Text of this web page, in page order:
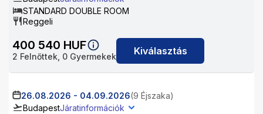
STANDARD DOUBLE ROOM
Reggeli
400 540 HUF
2 Felnőttek, 0 Gyermekek Kiválasztás
26.08.2026 - 04.09.2026(9 Éjszaka)
BudapestJáratinformációk